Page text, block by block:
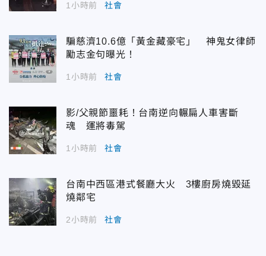
1小時前 社會
騙慈濟10.6億「黃金藏豪宅」 神鬼女律師
勵志金句曝光！
1小時前 社會
影/父親節噩耗！台南逆向輾扁人車害斷
魂 運將毒駕
1小時前 社會
台南中西區港式餐廳大火 3樓廚房燒毀延
燒鄰宅
2小時前 社會